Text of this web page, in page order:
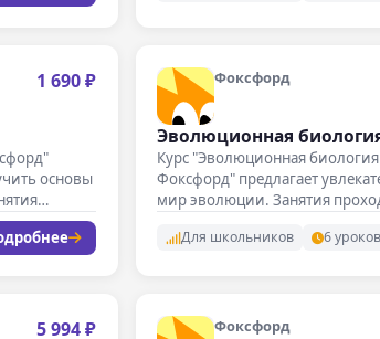
1 690 ₽
основы
Фоксфорд
Эволюционная
Курс "Эволюционная биология
Фоксфорд" предлагает
мир эволюции. Занятия
Для школьников 6 уроков
5 994 ₽ Фоксфорд